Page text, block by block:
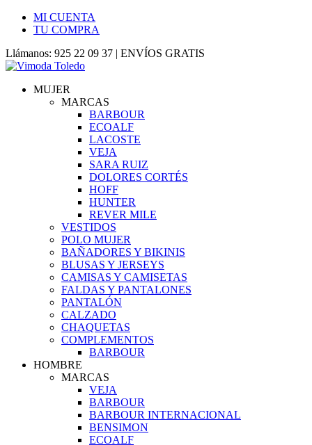
MI CUENTA
TU COMPRA
Llámanos: 925 22 09 37 | ENVÍOS GRATIS
MUJER
MARCAS
BARBOUR
ECOALF
LACOSTE
VEJA
SARA RUIZ
DOLORES CORTÉS
HOFF
HUNTER
REVER MILE
VESTIDOS
POLO MUJER
BAÑADORES Y BIKINIS
BLUSAS Y JERSEYS
CAMISAS Y CAMISETAS
FALDAS Y PANTALONES
PANTALÓN
CALZADO
CHAQUETAS
COMPLEMENTOS
BARBOUR
HOMBRE
MARCAS
VEJA
BARBOUR
BARBOUR INTERNACIONAL
BENSIMON
ECOALF